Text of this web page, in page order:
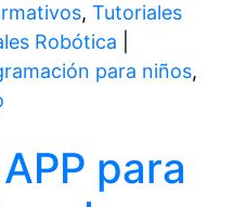
, Tutoriales
Robótica
para niños,
para